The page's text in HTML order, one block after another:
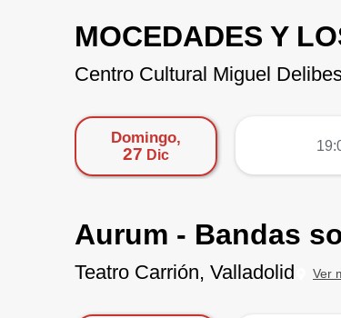
MOCEDADES Y
Centro Cultural Miguel
Domingo,
27 Dic
Aurum - Bandas
Teatro Carrión, Valladolid Ver